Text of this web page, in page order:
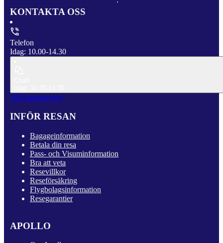
KONTAKTA OSS
Telefon
Idag: 10.00-14.30
Till Kundservice
INFÖR RESAN
Bagageinformation
Betala din resa
Pass- och Visuminformation
Bra att veta
Resevillkor
Reseförsäkring
Flygbolagsinformation
Resegarantier
APOLLO